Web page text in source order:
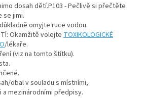
dosah dětí.P103 - Pečlivě si přečtěte
se jimi.
omyjte ruce vodou.
Okamžitě volejte TOXIKOLOGICKÉ
/lékaře.
(viz na tomto štítku).
obal v souladu s místními,
mezinárodními předpisy.